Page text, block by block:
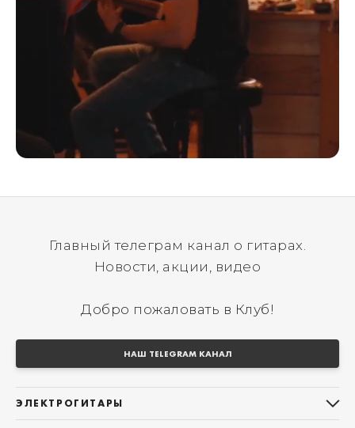
Главный телеграм канал о гитарах.
Новости, акции, видео
Добро пожаловать в Клуб!
НАШ TELEGRAM КАНАЛ
ЭЛЕКТРОГИТАРЫ